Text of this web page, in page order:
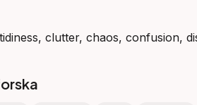
clutter, chaos, confusion,